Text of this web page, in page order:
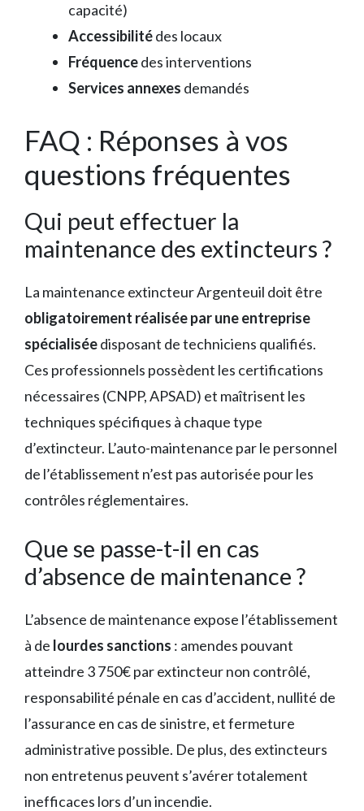
capacité)
Accessibilitédes locaux
Fréquencedes interventions
Services annexes demandés
FAQ : Réponses à vos
questions fréquentes
Qui peut effectuer la
maintenance des extincteurs ?
La maintenance extincteur Argenteuil doit être
obligatoirement réalisée par une entreprise
spécialiséedisposant de techniciens qualifiés.
Ces professionnels possèdent les certifications
nécessaires (CNPP, APSAD) et maîtrisent les
techniques spécifiques à chaque type
d’extincteur. L’auto-maintenance par le personnel
de l’établissement n’est pas autorisée pour les
contrôles réglementaires.
Que se passe-t-il en cas
d’absence de maintenance ?
L’absence de maintenance expose l’établissement
à de lourdes sanctions : amendes pouvant
atteindre 3 750€ par extincteur non contrôlé,
responsabilité pénale en cas d’accident, nullité de
l’assurance en cas de sinistre, et fermeture
administrative possible. De plus, des extincteurs
non entretenus peuvent s’avérer totalement
inefficaces lors d’un incendie.